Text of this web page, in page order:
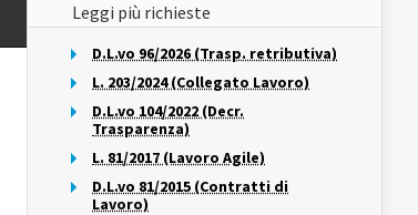
Leggi più richieste
D.L.vo 96/2026 (Trasp. retributiva)
L. 203/2024 (Collegato Lavoro)
D.L.vo 104/2022 (Decr.
Trasparenza)
L. 81/2017 (Lavoro Agile)
D.L.vo 81/2015 (Contratti di
Lavoro)